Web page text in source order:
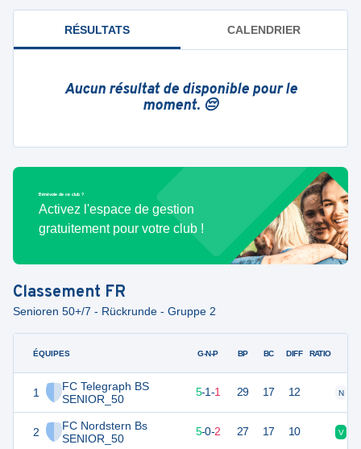
RÉSULTATS CALENDRIER
Aucun résultat de disponible pour le
moment. 😔
Bénévole de ce club ?
Activez l'espace de gestion
gratuitement pour votre club !
Classement FR
Senioren 50+/7 - Rückrunde - Gruppe 2
ÉQUIPES
1
FC Telegraph BS
SENIOR_50
2
FC Nordstern Bs
SENIOR_50
G-N-P BP BC DIFF RATIO
16 5-1-1 29 17 12 N
15 5-0-2 27 17 10 V